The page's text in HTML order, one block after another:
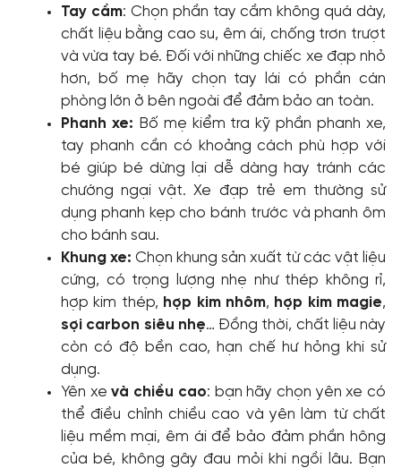
Tay cầm: Chọn phần tay cầm không quá dày,
chất liệu bằng cao su, êm ái, chống trơn trượt
và vừa tay bé. Đối với những chiếc xe đạp nhỏ
hơn, bố mẹ hãy chọn tay lái có phần cán
phòng lớn ở bên ngoài để đảm bảo an toàn.
Phanh xe: Bố mẹ kiểm tra kỹ phần phanh xe,
tay phanh cần có khoảng cách phù hợp với
bé giúp bé dừng lại dễ dàng hay tránh các
chướng ngại vật. Xe đạp trẻ em thường sử
dụng phanh kẹp cho bánh trước và phanh ôm
cho bánh sau.
Khung xe: Chọn khung sản xuất từ các vật liệu
cứng, có trọng lượng nhẹ như thép không rỉ,
hợp kim thép, hợp kim nhôm, hợp kim magie,
sợi carbon siêu nhẹ… Đồng thời, chất liệu này
còn có độ bền cao, hạn chế hư hỏng khi sử
dụng.
Yên xe và chiều cao: bạn hãy chọn yên xe có
thể điều chỉnh chiều cao và yên làm từ chất
liệu mềm mại, êm ái để bảo đảm phần hông
của bé, không gây đau mỏi khi ngồi lâu. Bạn